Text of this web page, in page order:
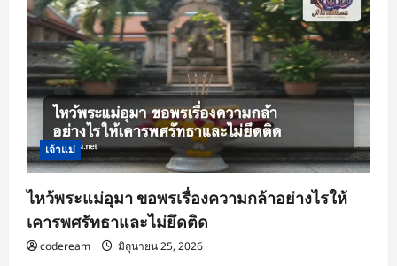
เจ้าแม่
ไหว้พระแม่อุมา ขอพรเรื่องความกล้าอย่างไรให้
เคารพศรัทธาและไม่ยึดติด
codeream มิถุนายน 25, 2026